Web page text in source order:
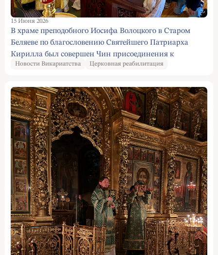
15 Июня 2026
В храме преподобного Иосифа Волоцкого в Старом
Беляеве по благословению Святейшего Патриарха
Кирилла был совершен Чин присоединения к
Православию.
Новости Викариатства Церковная реабилитация